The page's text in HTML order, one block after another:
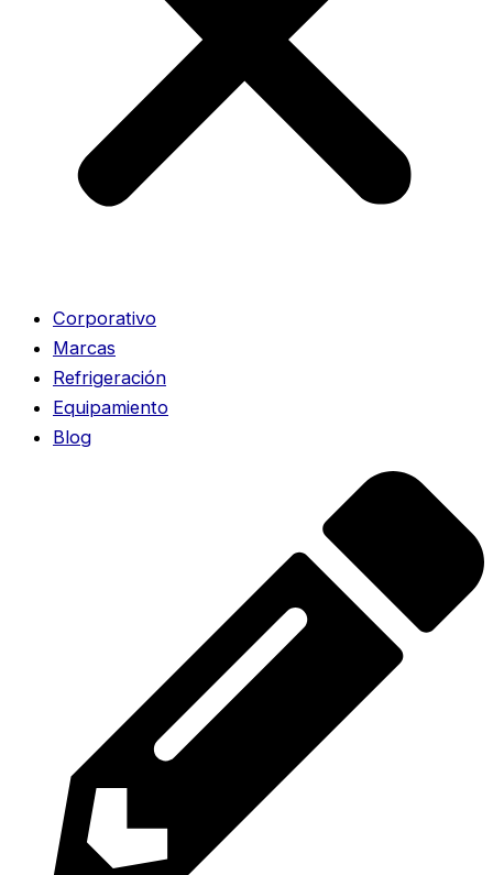
Corporativo
Marcas
Refrigeración
Equipamiento
Blog